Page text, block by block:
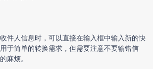
件人信息时，可以直接在输入框中输入新的快
于简单的转换需求，但需要注意不要输错信
麻烦。